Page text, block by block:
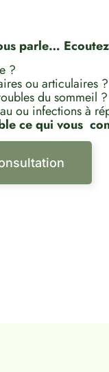
parle… Ecoutez
?
ou articulaires ?
du sommeil ?
ou infections à
ce qui vous